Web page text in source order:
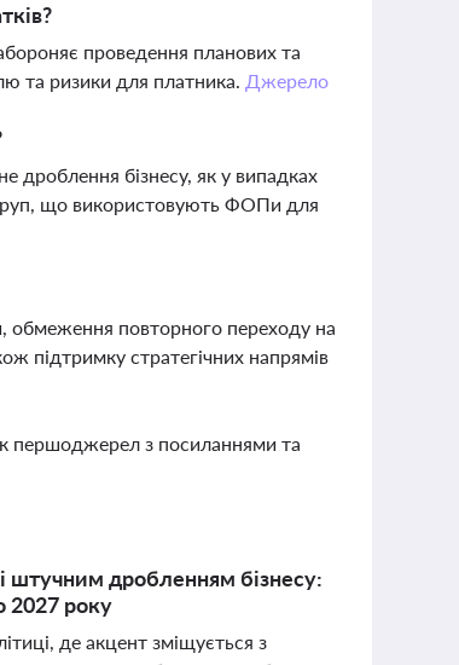
проведення планових та
та ризики для платника. Джерело
дроблення бізнесу, як у випадках
груп, що використовують ФОПи для
обмеження повторного переходу на
підтримку стратегічних напрямів
першоджерел з посиланнями та
штучним дробленням бізнесу:
2027 року
де акцент зміщується з